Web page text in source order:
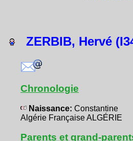
ZERBIB, Hervé
Chronologie
Naissance: Constantine
Algérie Française ALGÉRIE
Parents et grand-